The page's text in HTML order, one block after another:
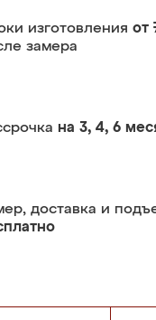
изготовления от
замера
на 3, 4, 6
доставка и